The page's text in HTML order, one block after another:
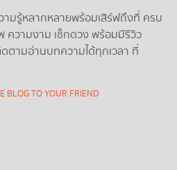
วามรู้หลากหลายพร้อมเสิร์ฟถึงที่ ครบ
ความงาม เช็กดวง พร้อมมีรีวิว
ตามอ่านบทความได้ทุกเวลา ที่
BLOG TO YOUR FRIEND